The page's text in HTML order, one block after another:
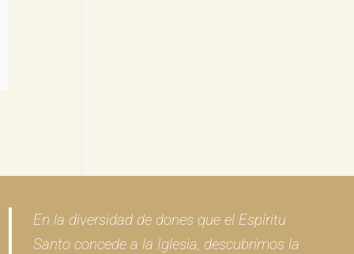
En la diversidad de dones que el Espíritu
Santo concede a la Iglesia, descubrimos la